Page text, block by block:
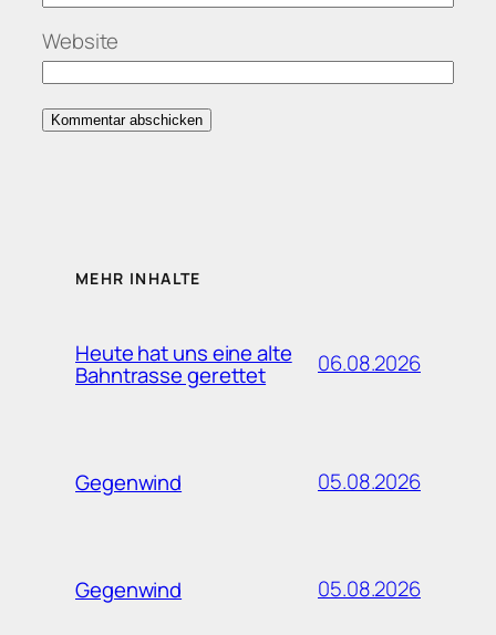
Website
MEHR INHALTE
Heute hat uns eine alte
Bahntrasse gerettet 06.08.2026
Gegenwind 05.08.2026
Gegenwind 05.08.2026